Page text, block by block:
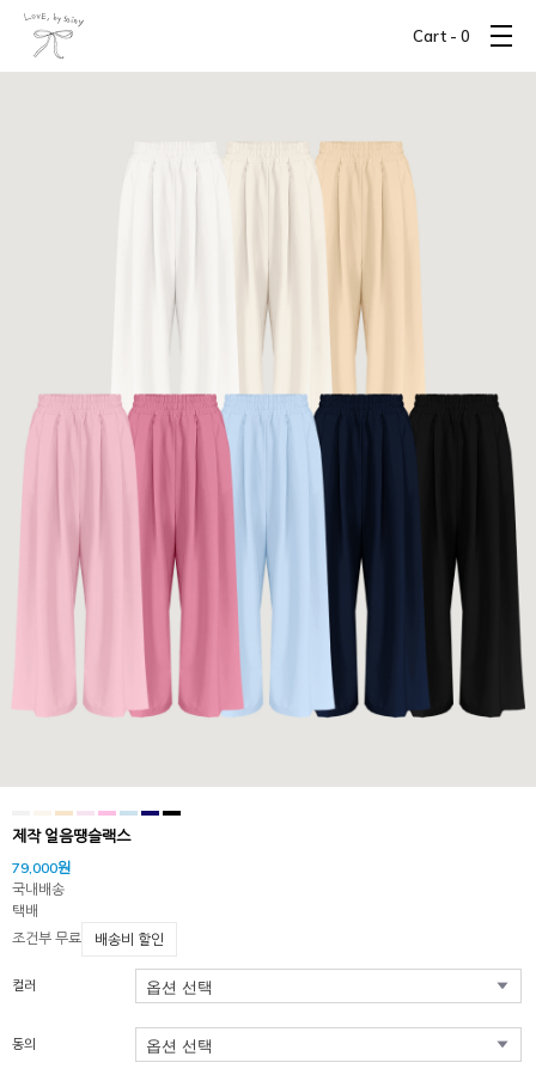
Cart - 0
제작 얼음땡슬랙스
79,000원
국내배송
택배
조건부 무료
배송비 할인
컬러
동의